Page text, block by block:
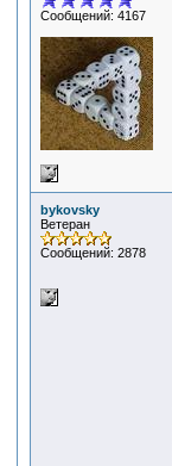
Сообщений: 4167
bykovsky
Ветеран
Сообщений: 2878